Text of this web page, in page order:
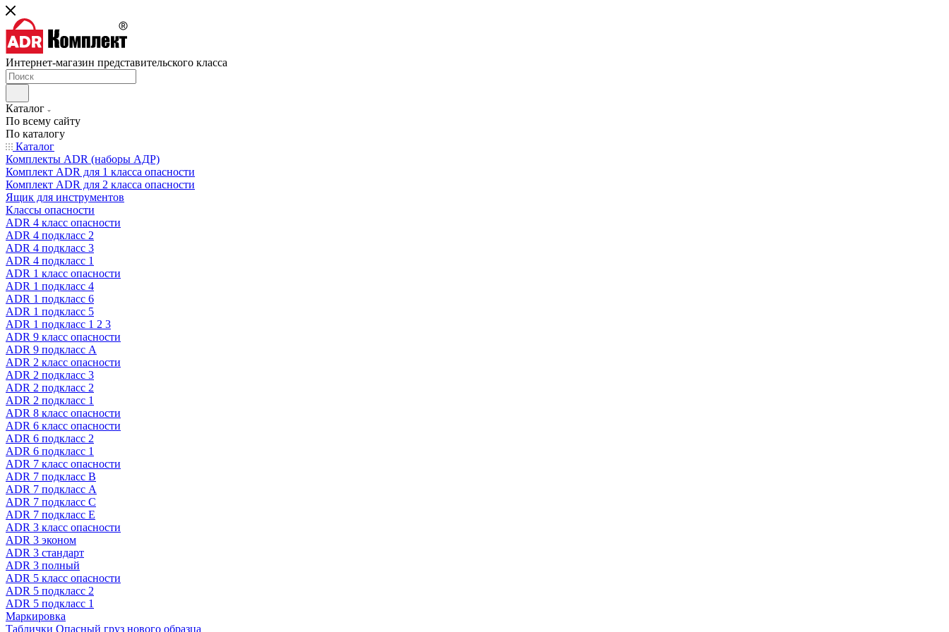
Интернет-магазин представительского класса
Каталог
По всему сайту
По каталогу
Каталог
Комплекты ADR (наборы АДР)
Комплект ADR для 1 класса опасности
Комплект ADR для 2 класса опасности
Ящик для инструментов
Классы опасности
ADR 4 класс опасности
ADR 4 подкласс 2
ADR 4 подкласс 3
ADR 4 подкласс 1
ADR 1 класс опасности
ADR 1 подкласс 4
ADR 1 подкласс 6
ADR 1 подкласс 5
ADR 1 подкласс 1 2 3
ADR 9 класс опасности
ADR 9 подкласс A
ADR 2 класс опасности
ADR 2 подкласс 3
ADR 2 подкласс 2
ADR 2 подкласс 1
ADR 8 класс опасности
ADR 6 класс опасности
ADR 6 подкласс 2
ADR 6 подкласс 1
ADR 7 класс опасности
ADR 7 подкласс B
ADR 7 подкласс A
ADR 7 подкласс C
ADR 7 подкласс E
ADR 3 класс опасности
ADR 3 эконом
ADR 3 стандарт
ADR 3 полный
ADR 5 класс опасности
ADR 5 подкласс 2
ADR 5 подкласс 1
Маркировка
Таблички Опасный груз нового образца